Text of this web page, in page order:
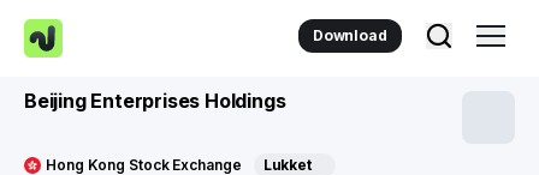
Download
Beijing Enterprises Holdings
Hong Kong Stock Exchange Lukket